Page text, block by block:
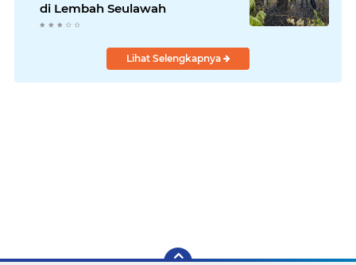
di Lembah Seulawah
Lihat Selengkapnya